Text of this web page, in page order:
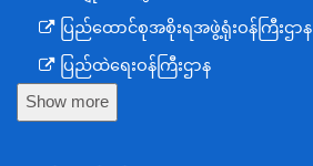
ပြည်ထောင်စုအစိုးရအဖွဲ့ရုံးဝန်ကြီးဌာန
ပြည်ထဲရေးဝန်ကြီးဌာန
ကာကွယ်ရေးဝန်ကြီးဌာန
Show more